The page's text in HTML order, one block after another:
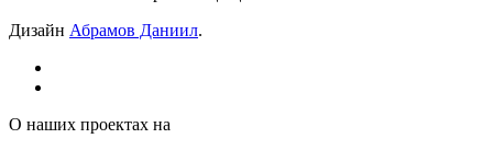
Дизайн Абрамов Даниил.
О наших проектах на